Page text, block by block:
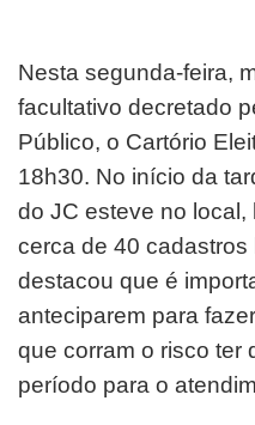
Nesta segunda-feira,
facultativo decretado
Público, o Cartório
18h30. No início da
do JC esteve no
cerca de 40
destacou que é
anteciparem para
que corram o risco ter
período para o